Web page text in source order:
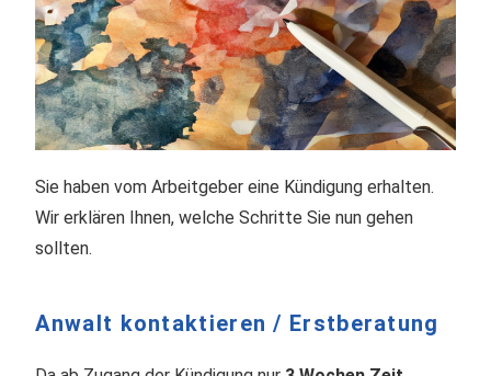
Sie haben vom Arbeitgeber eine Kündigung erhalten.
Wir erklären Ihnen, welche Schritte Sie nun gehen
sollten.
Anwalt kontaktieren / Erstberatung